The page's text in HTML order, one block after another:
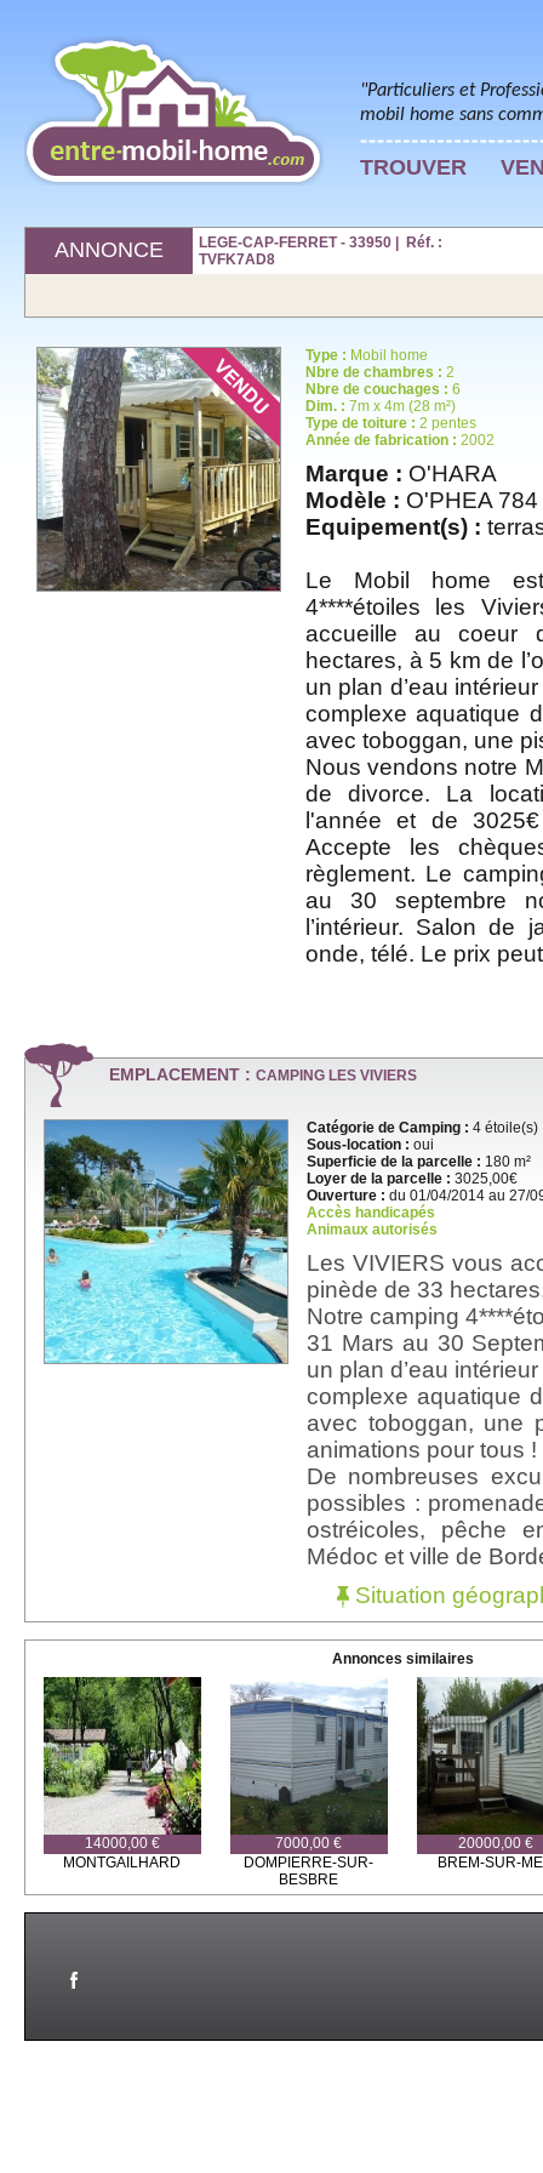
"Particuliers et
mobil home sans
TROUVER
ANNONCE
LEGE-CAP-FERRET - 33950 | Réf. :
TVFK7AD8
Type : Mobil home
Nbre de chambres : 2
Nbre de couchages : 6
Dim. : 7m x 4m (28 m²)
Type de toiture : 2 pentes
Année de fabrication : 2002
Marque : O'HARA
Modèle : O'PHEA 784
Equipement(s) :
Le Mobil home
4****étoiles les
accueille au coeur
hectares, à 5 km de
un plan d’eau
complexe aquatique
avec toboggan, une
Nous vendons notre
de divorce. La
l'année et de
Accepte les
règlement. Le
au 30 septembre
l’intérieur. Salon de
onde, télé. Le prix
EMPLACEMENT : CAMPING LES VIVIERS
Catégorie de Camping : 4 étoile(s)
Sous-location : oui
Superficie de la parcelle : 180 m²
Loyer de la parcelle : 3025,00€
Ouverture : du 01/04/2014 au 27/
Accès handicapés
Animaux autorisés
Les VIVIERS vous
pinède de 33
Notre camping
31 Mars au 30
un plan d’eau
complexe aquatique
avec toboggan, une
animations pour tous !
De nombreuses
possibles :
ostréicoles, pêche
Médoc et ville de
Situation
Annonces similaires
14000,00 €
MONTGAILHARD
7000,00 €
DOMPIERRE-SUR-
BESBRE
20000,00 €
BREM-SUR-